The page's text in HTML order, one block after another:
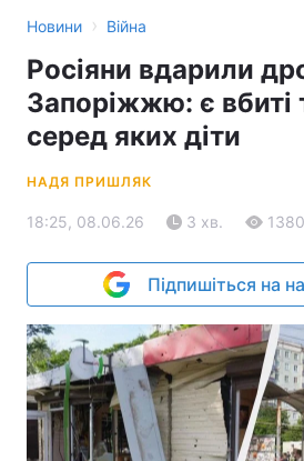
Новини › Війна
Росіяни вдарили
Запоріжжю: є вбиті
серед яких діти
НАДЯ ПРИШЛЯК
18:25, 08.06.26 3 хв. 1380
Підпишіться на